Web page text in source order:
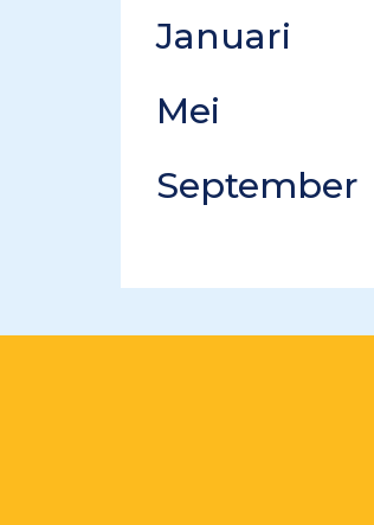
Januari
Mei
September